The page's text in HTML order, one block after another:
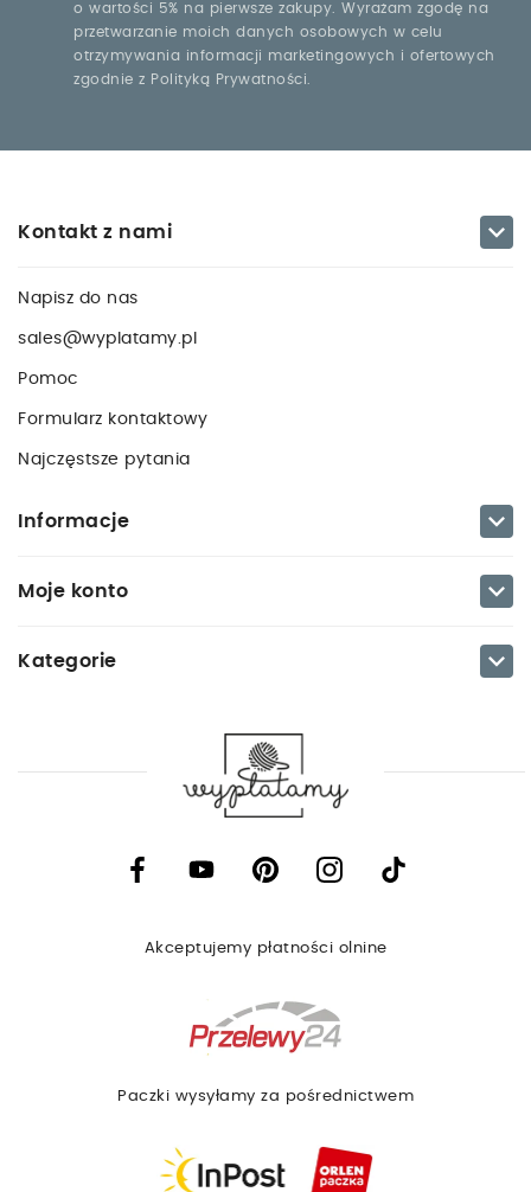
o wartości 5% na pierwsze zakupy. Wyrażam zgodę na
przetwarzanie moich danych osobowych w celu
otrzymywania informacji marketingowych i ofertowych
zgodnie z Polityką Prywatności.
Kontakt z nami 
Napisz do nas
sales@wyplatamy.pl
Pomoc
Formularz kontaktowy
Najczęstsze pytania
Informacje 
Moje konto 
Kategorie 
Akceptujemy płatności olnine
Paczki wysyłamy za pośrednictwem